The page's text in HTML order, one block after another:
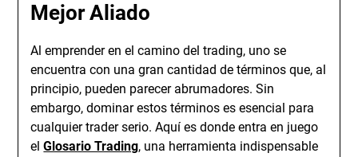
Mejor Aliado
Al emprender en el camino del trading, uno se
encuentra con una gran cantidad de términos que, al
principio, pueden parecer abrumadores. Sin
embargo, dominar estos términos es esencial para
cualquier trader serio. Aquí es donde entra en juego
elGlosario Trading, una herramienta indispensable